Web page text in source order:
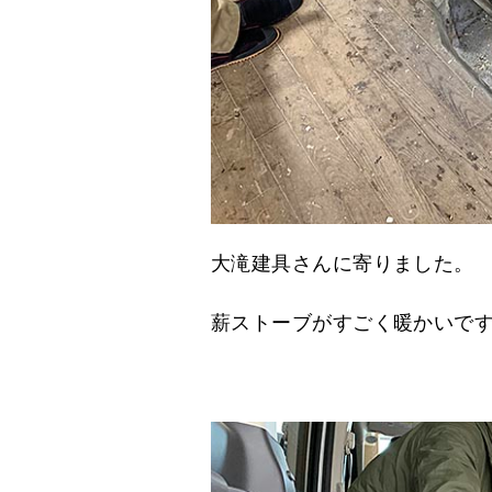
大滝建具さんに寄りました。
薪ストーブがすごく暖かいで